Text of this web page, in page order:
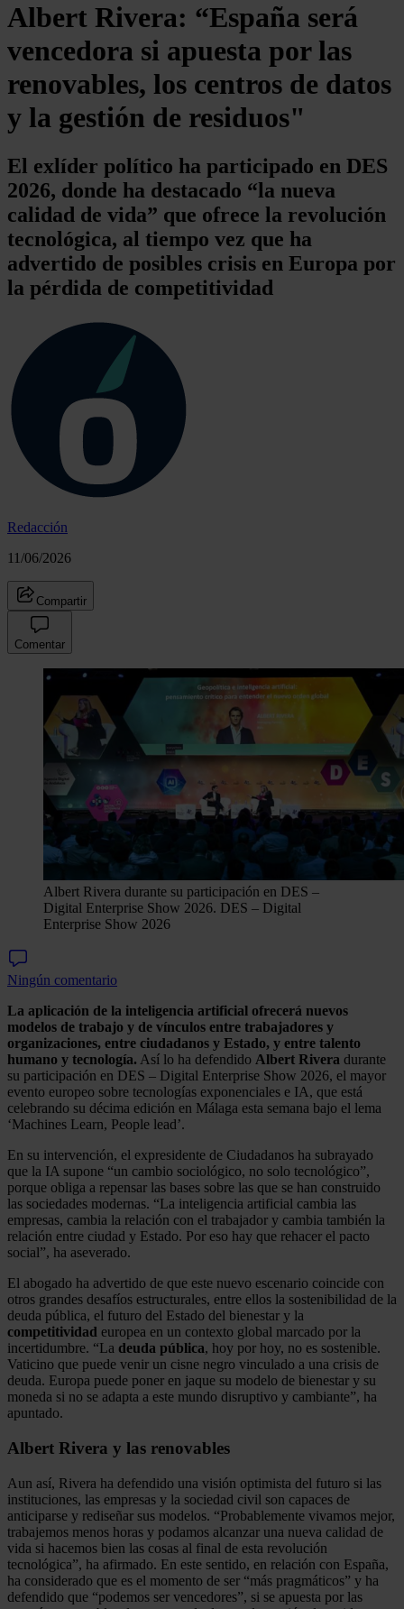
Albert Rivera: “España será
vencedora si apuesta por las
renovables, los centros de datos
y la gestión de residuos"
El exlíder político ha participado en DES
2026, donde ha destacado “la nueva
calidad de vida” que ofrece la revolución
tecnológica, al tiempo vez que ha
advertido de posibles crisis en Europa por
la pérdida de competitividad
Redacción
11/06/2026
Compartir
Comentar
Albert Rivera durante su participación en DES –
Digital Enterprise Show 2026. DES – Digital
Enterprise Show 2026
Ningún comentario
La aplicación de la inteligencia artificial ofrecerá nuevos
modelos de trabajo y de vínculos entre trabajadores y
organizaciones, entre ciudadanos y Estado, y entre talento
humano y tecnología. Así lo ha defendido Albert Rivera durante
su participación en DES – Digital Enterprise Show 2026, el mayor
evento europeo sobre tecnologías exponenciales e IA, que está
celebrando su décima edición en Málaga esta semana bajo el lema
‘Machines Learn, People lead’.
En su intervención, el expresidente de Ciudadanos ha subrayado
que la IA supone “un cambio sociológico, no solo tecnológico”,
porque obliga a repensar las bases sobre las que se han construido
las sociedades modernas. “La inteligencia artificial cambia las
empresas, cambia la relación con el trabajador y cambia también la
relación entre ciudad y Estado. Por eso hay que rehacer el pacto
social”, ha aseverado.
El abogado ha advertido de que este nuevo escenario coincide con
otros grandes desafíos estructurales, entre ellos la sostenibilidad de la
deuda pública, el futuro del Estado del bienestar y la
competitividad europea en un contexto global marcado por la
incertidumbre. “La deuda pública, hoy por hoy, no es sostenible.
Vaticino que puede venir un cisne negro vinculado a una crisis de
deuda. Europa puede poner en jaque su modelo de bienestar y su
moneda si no se adapta a este mundo disruptivo y cambiante”, ha
apuntado.
Albert Rivera y las renovables
Aun así, Rivera ha defendido una visión optimista del futuro si las
instituciones, las empresas y la sociedad civil son capaces de
anticiparse y rediseñar sus modelos. “Probablemente vivamos mejor,
trabajemos menos horas y podamos alcanzar una nueva calidad de
vida si hacemos bien las cosas al final de esta revolución
tecnológica”, ha afirmado. En este sentido, en relación con España,
ha considerado que es el momento de ser “más pragmáticos” y ha
defendido que “podemos ser vencedores”, si se apuesta por las